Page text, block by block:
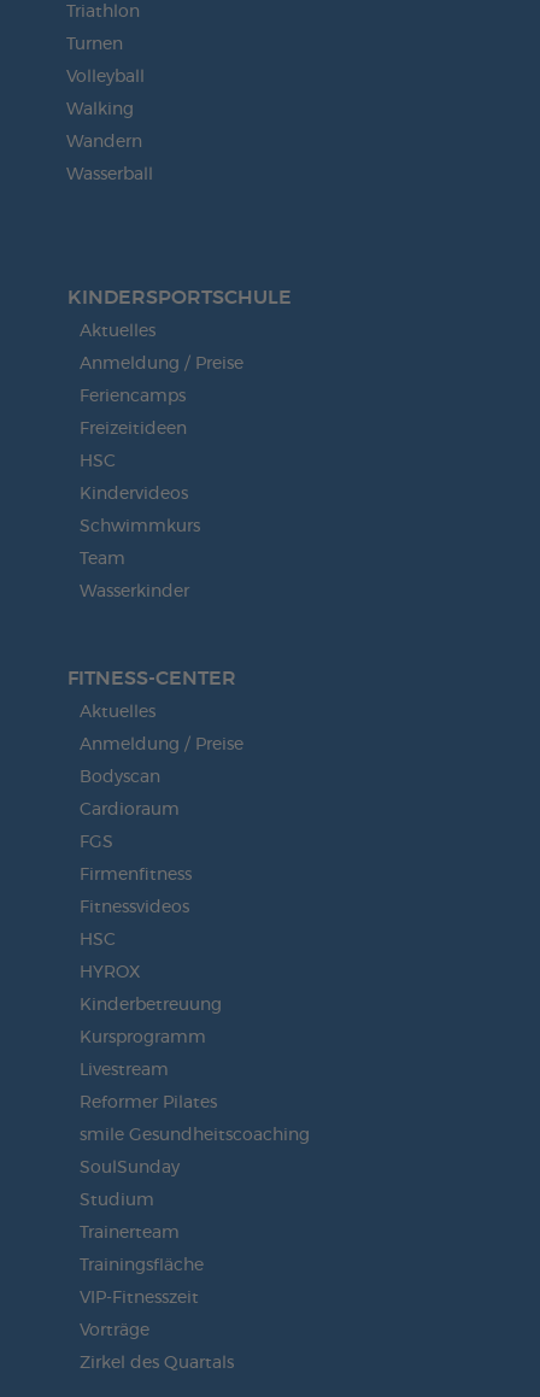
Triathlon
Turnen
Volleyball
Walking
Wandern
Wasserball
KINDERSPORT­SCHULE
Aktuelles
Anmeldung / Preise
Feriencamps
Freizeitideen
HSC
Kindervideos
Schwimmkurs
Team
Wasserkinder
FITNESS-CENTER
Aktuelles
Anmeldung / Preise
Bodyscan
Cardioraum
FGS
Firmenfitness
Fitnessvideos
HSC
HYROX
Kinderbetreuung
Kursprogramm
Livestream
Reformer Pilates
smile Gesundheitscoaching
SoulSunday
Studium
Trainerteam
Trainingsfläche
VIP-Fitnesszeit
Vorträge
Zirkel des Quartals